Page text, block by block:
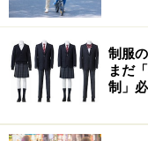
制服
まだ
制」